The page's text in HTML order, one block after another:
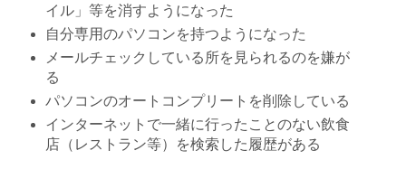
イル」等を消すようになった
自分専用のパソコンを持つようになった
メールチェックしている所を見られるのを嫌が
る
パソコンのオートコンプリートを削除している
インターネットで一緒に行ったことのない飲食
店（レストラン等）を検索した履歴がある